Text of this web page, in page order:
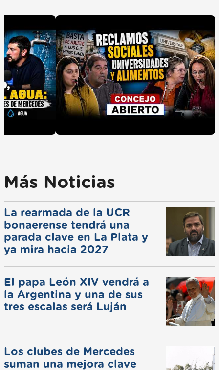
Más Noticias
La rearmada de la UCR
bonaerense tendrá una
parada clave en La Plata y
ya mira hacia 2027
El papa León XIV vendrá a
la Argentina y una de sus
tres escalas será Luján
Los clubes de Mercedes
suman una mejora clave